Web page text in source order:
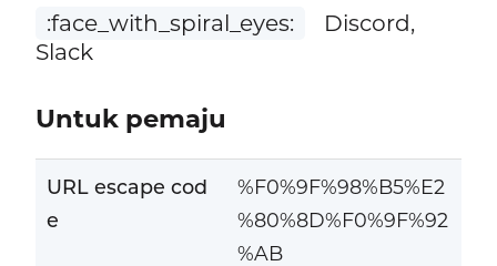
:face_with_spiral_eyes:
Discord,
Slack
Untuk pemaju
URL escape cod
e
%F0%9F%98%B5%E2
%80%8D%F0%9F%92
%AB